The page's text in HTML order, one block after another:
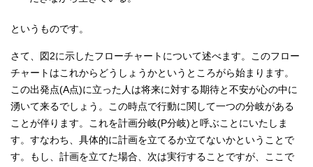
というものです。
さて、図2に示したフローチャートについて述べます。このフロー
チャートはこれからどうしょうかというところがら始まります。
この出発点(A点)に立った人は将来に対する期待と不安が心の中に
湧いて来るでしょう。この時点で行動に関して一つの分岐がある
ことが伴ります。これを計画分岐(P分岐)と呼ぶことにいたしま
す。すなわち、具体的に計画を立てるか立てないかということで
す。もし、計画を立てた場合、次は実行することですが、ここで